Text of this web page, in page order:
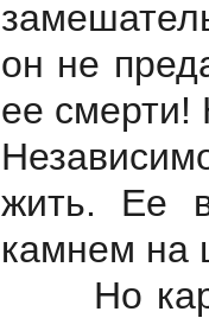
он не
ее
жить. Ее
камнем на
Но